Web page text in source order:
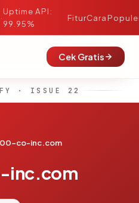
·
Uptime API:
99.95%
FiturCara
Cek Gratis
· ISSUE 22
co-inc.com
inc.com